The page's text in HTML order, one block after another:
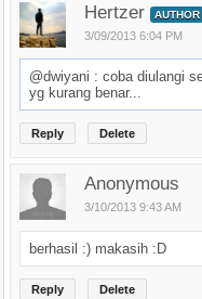
Hertzer AUTHOR
3/09/2013 6:04 PM
@dwiyani : coba diulangi
yg kurang benar...
Reply Delete
Anonymous
3/10/2013 9:43 AM
berhasil :) makasih :D
Reply Delete